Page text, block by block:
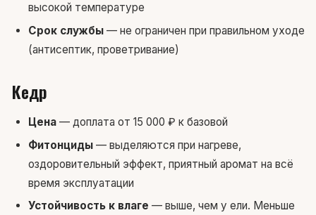
высокой температуре
Срок службы — не ограничен при правильном уходе
(антисептик, проветривание)
Кедр
Цена — доплата от 15 000 ₽ к базовой
Фитонциды — выделяются при нагреве,
оздоровительный эффект, приятный аромат на всё
время эксплуатации
Устойчивость к влаге — выше, чем у ели. Меньше